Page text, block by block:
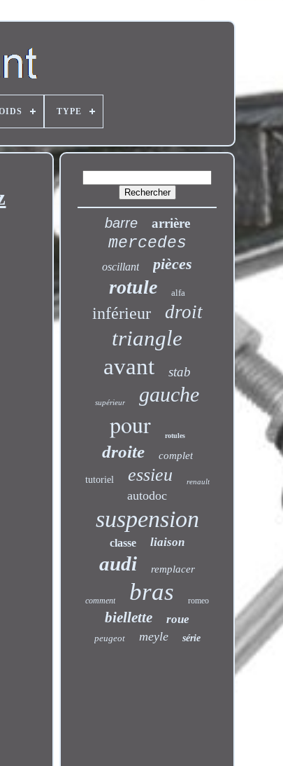
TYPE
barre arrière
mercedes
oscillant pièces
rotule alfa
inférieur droit
triangle
avant stab
supérieur gauche
pour rotules
droite complet
tutoriel essieu renault
autodoc
suspension
classe liaison
audi remplacer
comment bras romeo
biellette roue
peugeot meyle série